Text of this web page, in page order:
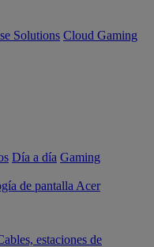
Solutions Cloud Gaming
Día a día Gaming
de pantalla Acer
estaciones de